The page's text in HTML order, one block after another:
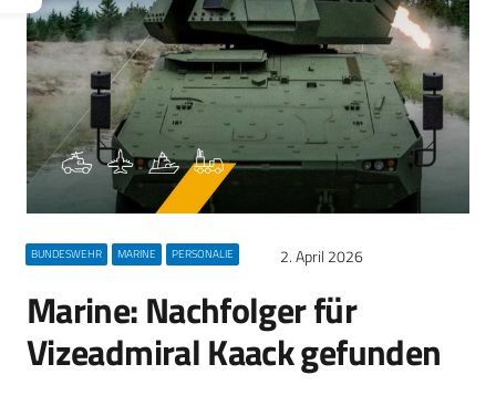
BUNDESWEHR MARINE PERSONALIE 2. April 2026
Marine: Nachfolger für
Vizeadmiral Kaack gefunden